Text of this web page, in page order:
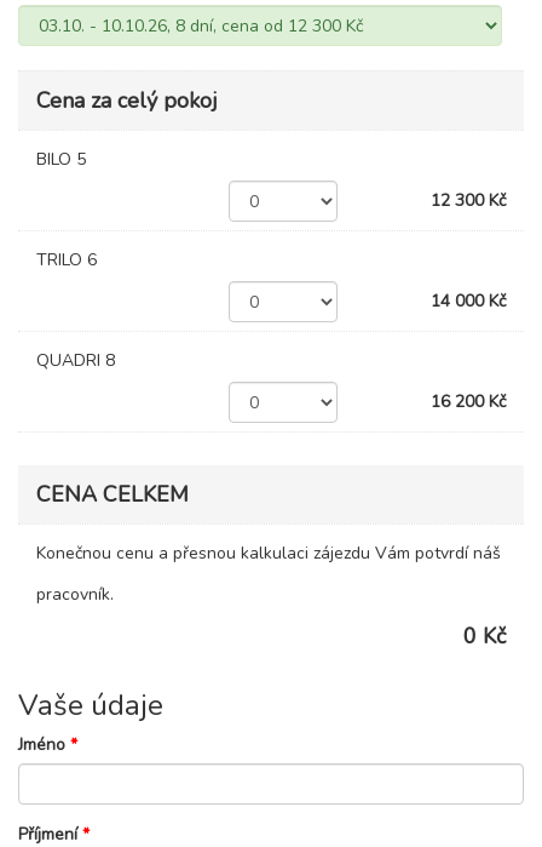
Cena za celý pokoj
BILO 5
12 300 Kč
TRILO 6
14 000 Kč
QUADRI 8
16 200 Kč
CENA CELKEM
Konečnou cenu a přesnou kalkulaci zájezdu Vám potvrdí náš
pracovník.
0 Kč
Vaše údaje
Jméno *
Příjmení*